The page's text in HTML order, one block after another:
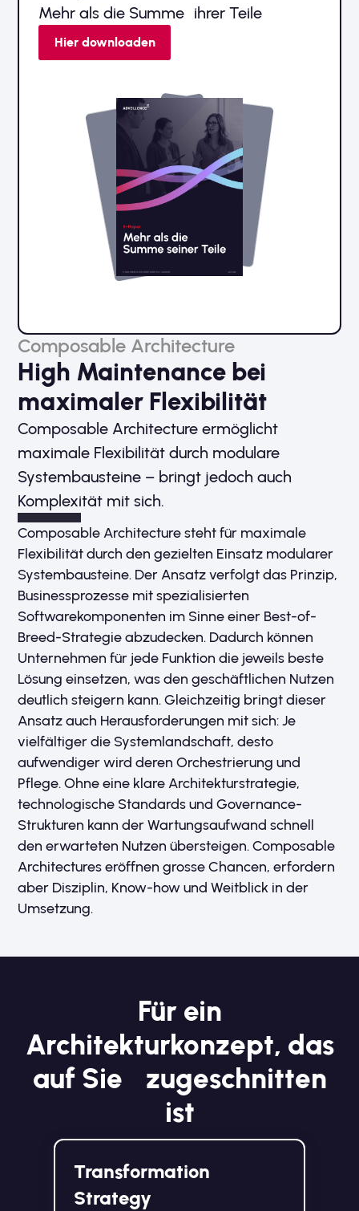
Mehr als die Summe ihrer Teile
Hier downloaden
Composable Architecture
High Maintenance bei
maximaler Flexibilität
Composable Architecture ermöglicht
maximale Flexibilität durch modulare
Systembausteine – bringt jedoch auch
Komplexität mit sich.
Composable Architecture steht für maximale
Flexibilität durch den gezielten Einsatz modularer
Systembausteine. Der Ansatz verfolgt das Prinzip,
Businessprozesse mit spezialisierten
Softwarekomponenten im Sinne einer Best-of-
Breed-Strategie abzudecken. Dadurch können
Unternehmen für jede Funktion die jeweils beste
Lösung einsetzen, was den geschäftlichen Nutzen
deutlich steigern kann. Gleichzeitig bringt dieser
Ansatz auch Herausforderungen mit sich: Je
vielfältiger die Systemlandschaft, desto
aufwendiger wird deren Orchestrierung und
Pflege. Ohne eine klare Architekturstrategie,
technologische Standards und Governance-
Strukturen kann der Wartungsaufwand schnell
den erwarteten Nutzen übersteigen. Composable
Architectures eröffnen grosse Chancen, erfordern
aber Disziplin, Know-how und Weitblick in der
Umsetzung.
Für ein
Architekturkonzept, das
auf Sie zugeschnitten
ist
Transformation
Strategy